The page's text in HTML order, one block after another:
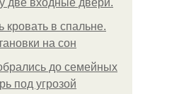
две входные двери.
кровать в спальне.
на сон
до семейных
под угрозой